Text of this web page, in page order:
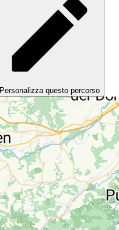
Personalizza questo percorso